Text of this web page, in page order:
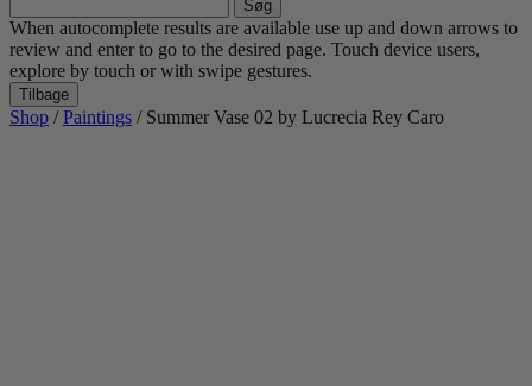
efter:
When autocomplete results are available use up and down arrows to
review and enter to go to the desired page. Touch device users,
explore by touch or with swipe gestures.
Tilbage
Shop /Paintings / Summer Vase 02 by Lucrecia Rey Caro